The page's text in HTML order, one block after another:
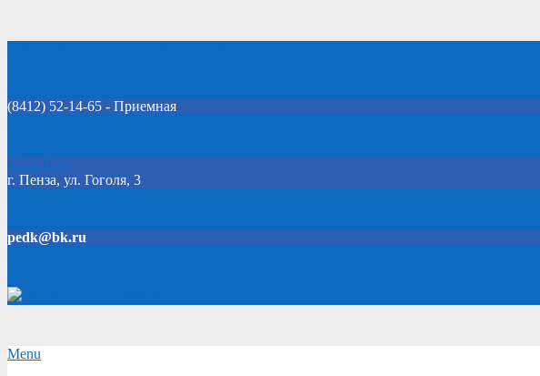
(8412) 52-14-65 - Приемная
Click Here
г. Пенза, ул. Гоголя, 3
pedk@bk.ru
Secondary
Menu